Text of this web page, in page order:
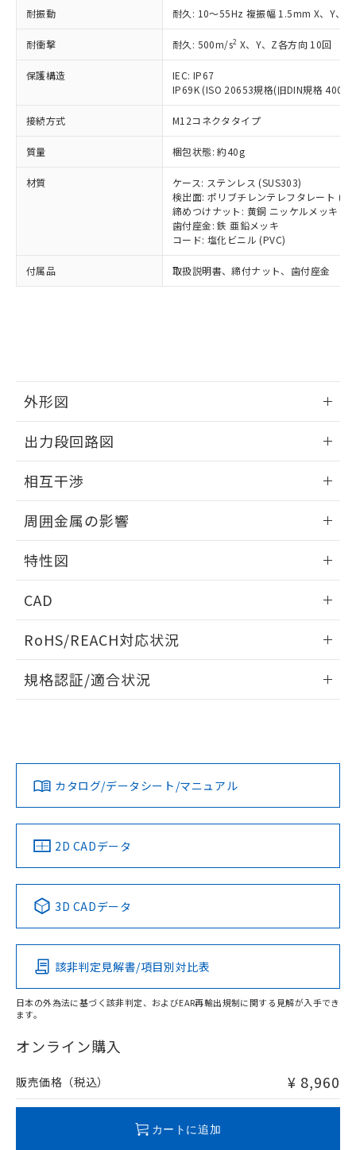
耐振動 耐久: 10～55Hz 複振幅 1.5mm X、Y、Z
耐衝撃 耐久: 500m/s2 X、Y、Z各方向 10回
保護構造
IEC: IP67
IP69K (ISO 20653規格(旧DIN規格
接続方式 M12コネクタタイプ
質量 梱包状態: 約40g
材質
ケース: ステンレス (SUS303)
検出面: ポリブチレンテレフタレート
締めつけナット: 黄銅 ニッケルメッキ
歯付座金: 鉄 亜鉛メッキ
コード: 塩化ビニル (PVC)
付属品 取扱説明書、締付ナット、歯付座金
外形図
外形図
出力段回路図
出力段回路図
タイムチャート
相互干渉
相互干渉
A: 20mm以上、B: 15mm以上
周囲金属の影響
周囲金属の影響
上、n: 12mm以上
特性図
検出物体の大きさと材質による影響
検出領域
CAD
ドすることができます。
ログイン/会員登録
ダウンロードデータをご利用いただく前に、以下を必ずお読
みください。
ソフトウェアの使用条件
RoHS/REACH対応状況
EU RoHS 注意事項・凡例
対応済み
中国 RoHS 注意事項・凡例
Pb Hg Cd Cr(VI)
O
在庫等で未対応品が混在する可能性があります。
問い合わせください。
規格認証/適合状況
LR型式承認
（イギリス
船舶規格）
DNV型式承認
（ノルウェー
BV型式承認
（フランス
KR型式
（韓国
No No No No
この製品の規格認証/適合状況ページへ
その他の認証はこちらのページからご検索ください
カタログ/データシート/マニュアル
2D CADデータ
3D CADデータ
該非判定見解書/項目別対比表
日本の外為法に基づく該非判定、およびEAR再輸出規制に関する見解が入手でき
ます。
オンライン購入
販売価格（税込） ¥ 8,960
カートに追加
タに基づき作成されるものであり、閲
覧された時点での実際の在庫および標
準価格とは異なる場合があることをご
正式な納期状況および標準価格はお客
様のお取引先、またはお客様担当のオ
ムロン制御機器販売店・当社販売員に
ご相談ください。
オムロン制御機器販売店や当社販売拠
販売ネットワーク
」をご確認
在庫状況および標準価格結果を当社の
事前の承諾なく第三者に漏洩または開
示しないようお願いします。
マイパーツ機能（部品リスト作成サー
ビス）をご利用いただくには、I-Web
メンバーズにご登録されている必要が
引・商談に必要な範囲で利用すること
※当社の共同利用者とは、"個人情報
の共同利用に関して"
用者の範囲」に記載されている法人を
*EU RoHS指令（10物質）：
鉛(Pb) 1000ppm以下、 水銀(Hg) 1000ppm以下、 カド
ミウム(Cd) 100ppm以下、
六価クロム(Cr(Ⅵ)) 1000ppm以下、ポリ臭化ビフェニル
ル) (DEHP)(別名：DOP) 1000ppm以下、フタル酸ブチ
ルベンジル（BBP） 1000ppm以下、フタル酸ジブチル
（DBP） 1000ppm以下、フタル酸ジイソブチル
(DIBP) 1000ppm以下
但し、RoHS指令で産業用監視および制御機器に対する
フタル酸エステル類の４物質については閾値を超える意
部品在庫の切り替え状況などにより、予定
月が前後することがあります。
とができます。
EU RoHS指令（10物質）の非含有証明書
※本証明書は発行日時点で非含有を証明す
るもので、過去に遡って非含有を証明する
ものではありません。
物質の対応では、対応完了までの期間は出
荷製品に未対応品が混在することから備考
欄に対応日を記載しておりました。
既に当社にて対応品への在庫切替を完了
していることから、特段のことがない限
Cr(Ⅵ)(六価クロム) : 1000ppm、 PBBs(ポリ臭化ビフェ
ニル類) : 1000ppm、 PBDEs(ポリ臭化ジフェニルエーテ
ル類) : 1000ppm、
DBP(フタル酸ジブチル) : 1000ppm、 DIBP(フタル酸ジ
イソブチル) : 1000ppm、 BBP(フタル酸ブチルベンジ
ル) : 1000ppm、
※2 環境保護使用期限
「ｅ」：有害物質（10物質）のすべてが基
準値以下であることを示します。
「10」：通常の使用状況下において有害物
質が外部に漏えいし、環境に深刻な影響を
及ぼさない年数を意味します。
または国外への提供する場合は、日本
国政府の輸出許可(または役務取引許
可)を取得するなどの必要な手続きを
当社は規制貨物を破棄する場合は、完
全に破砕するなど、違法に輸出されな
当社は貴社製品を、核兵器、ミサイ
ル、化学兵器、生物兵器またはその他
武器並びにこれらの製造装置等に一切
使用いたしません。
当社は、貴社製品を第三者に販売する
場合は、上記1、2および3の内容を当
該第三者に通知します。また当社は、
販売先および販売に係わる関係者が違
法に輸出するおそれがある場合は、取
り引きをいたしません。
合意する キャンセル
一定数以上の在庫あり
一定数には満たないが在庫あり
在庫なし(最新の在庫状況につ
いては、お客様のお取引先、ま
たはお客様担当のオムロン制御
機器販売店・当社販売員にご確
認ください)
受注生産機種、また在庫状況の
情報を公開していない機種